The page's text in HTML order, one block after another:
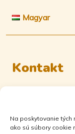
Na poskytovanie
ako sú súbory cookie
Magyar
Kontakt
+421 905 662
max.sk
RE/MAX